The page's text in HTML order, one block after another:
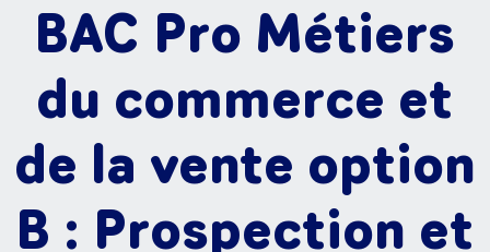
BAC Pro Métiers
du commerce et
de la vente option
B : Prospection et